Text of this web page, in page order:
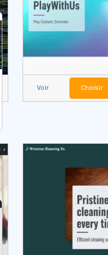
Voir Choisir